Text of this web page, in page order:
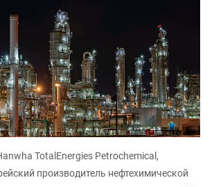
TotalEnergies Petrochemical,
производитель нефтехимической